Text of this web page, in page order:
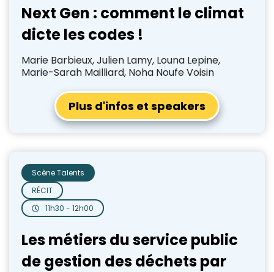
Next Gen : comment le climat
dicte les codes !
Marie Barbieux, Julien Lamy, Louna Lepine,
Marie-Sarah Mailliard, Noha Noufe Voisin
Plus d'infos et speakers
11h30 - 12h00
RÉCIT
Scène Talents
Les métiers du service public
de gestion des déchets par